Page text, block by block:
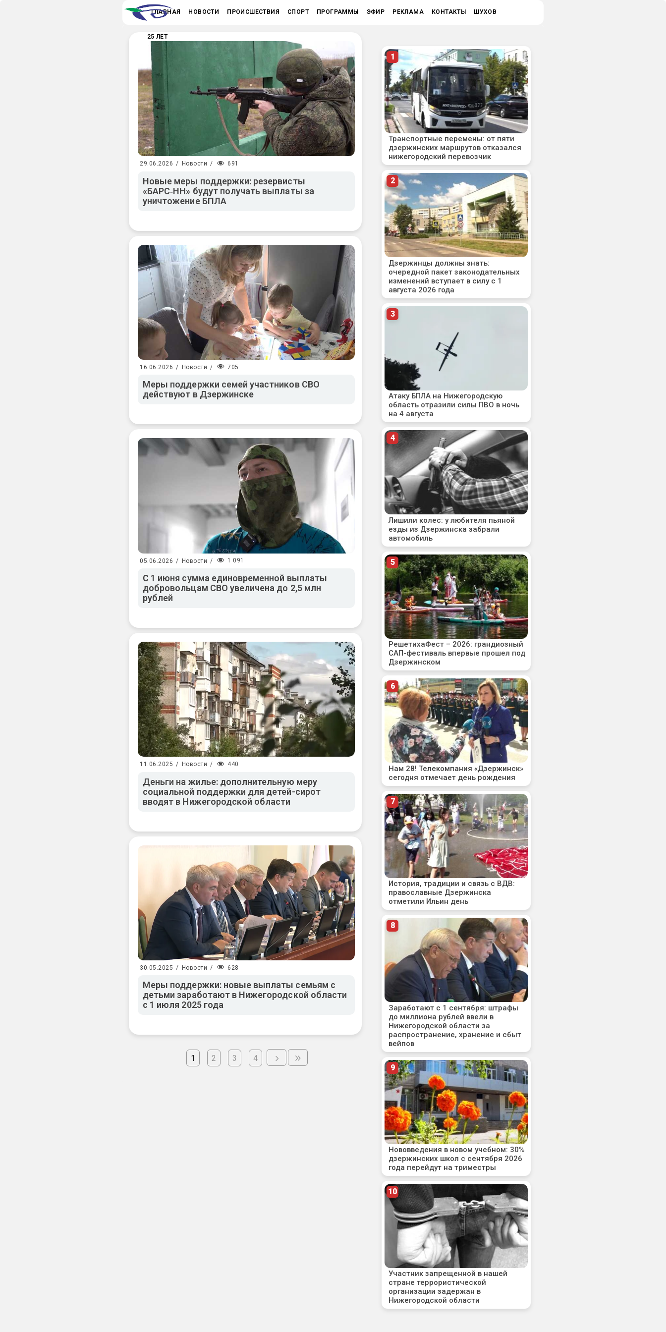
ГЛАВНАЯ НОВОСТИ ПРОИСШЕСТВИЯ СПОРТ ПРОГРАММЫ ЭФИР РЕКЛАМА КОНТАКТЫ ШУХОВ
25 ЛЕТ
29.06.2026 / Новости / 691
Новые меры поддержки: резервисты
«БАРС‑НН» будут получать выплаты за
уничтожение БПЛА
16.06.2026 / Новости / 705
Меры поддержки семей участников СВО
действуют в Дзержинске
05.06.2026 / Новости / 1 091
С 1 июня сумма единовременной выплаты
добровольцам СВО увеличена до 2,5 млн
рублей
11.06.2025 / Новости / 440
Деньги на жилье: дополнительную меру
социальной поддержки для детей-сирот
вводят в Нижегородской области
30.05.2025 / Новости / 628
Меры поддержки: новые выплаты семьям с
детьми заработают в Нижегородской области
с 1 июля 2025 года
1 2 3 4